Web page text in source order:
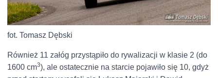
fot. Tomasz Dębski
Również 11 załóg przystąpiło do rywalizacji w klasie 2 (do
1600 cm3), ale ostatecznie na starcie pojawiło się 10, gdyż